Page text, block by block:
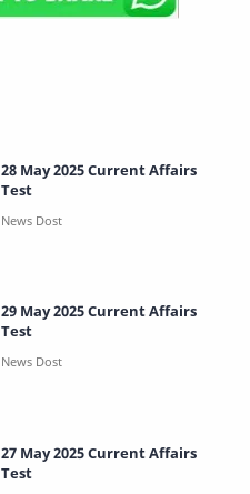
28 May 2025 Current Affairs
Test
29 May 2025 Current Affairs
Test
27 May 2025 Current Affairs
Test